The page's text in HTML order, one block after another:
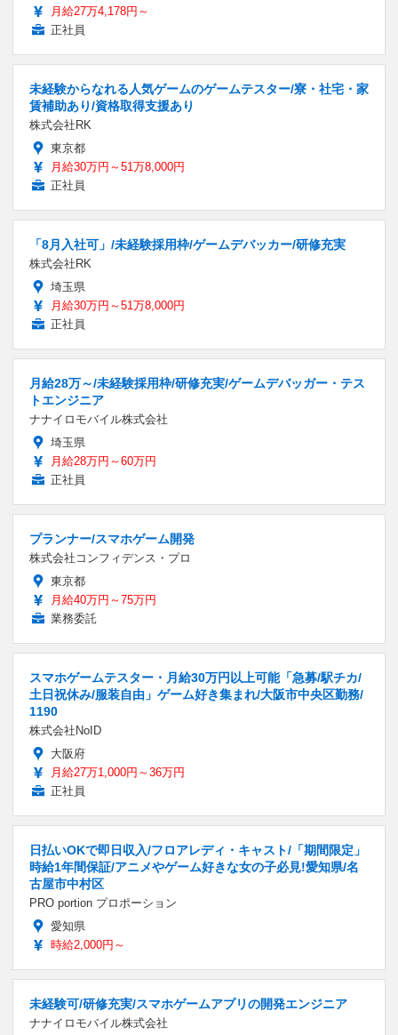
月給27万4,178円～
正社員
未経験からなれる人気ゲームのゲームテスター/寮・社宅・家
賃補助あり/資格取得支援あり
株式会社RK
東京都
月給30万円～51万8,000円
正社員
「8月入社可」/未経験採用枠/ゲームデバッカー/研修充実
株式会社RK
埼玉県
月給30万円～51万8,000円
正社員
月給28万～/未経験採用枠/研修充実/ゲームデバッガー・テス
トエンジニア
ナナイロモバイル株式会社
埼玉県
月給28万円～60万円
正社員
プランナー/スマホゲーム開発
株式会社コンフィデンス・プロ
東京都
月給40万円～75万円
業務委託
スマホゲームテスター・月給30万円以上可能「急募/駅チカ/
土日祝休み/服装自由」ゲーム好き集まれ/大阪市中央区勤務/
1190
株式会社NoID
大阪府
月給27万1,000円～36万円
正社員
日払いOKで即日収入/フロアレディ・キャスト/「期間限定」
時給1年間保証/アニメやゲーム好きな女の子必見!愛知県/名
古屋市中村区
PRO portion プロポーション
愛知県
時給2,000円～
未経験可/研修充実/スマホゲームアプリの開発エンジニア
ナナイロモバイル株式会社